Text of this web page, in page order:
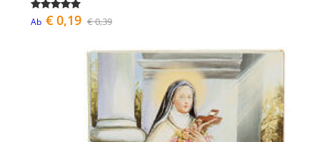
Ab € 0,19 € 0,39